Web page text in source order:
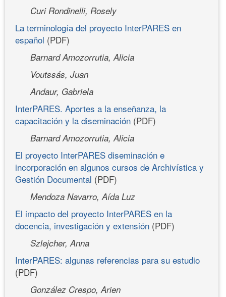
Curi Rondinelli, Rosely
La terminología del proyecto InterPARES en
español (PDF)
Barnard Amozorrutia, Alicia
Voutssás, Juan
Andaur, Gabriela
InterPARES. Aportes a la enseñanza, la
capacitación y la diseminación (PDF)
Barnard Amozorrutia, Alicia
El proyecto InterPARES diseminación e
incorporación en algunos cursos de Archivística y
Gestión Documental (PDF)
Mendoza Navarro, Aída Luz
El impacto del proyecto InterPARES en la
docencia, investigación y extensión (PDF)
Szlejcher, Anna
InterPARES: algunas referencias para su estudio
(PDF)
González Crespo, Arien